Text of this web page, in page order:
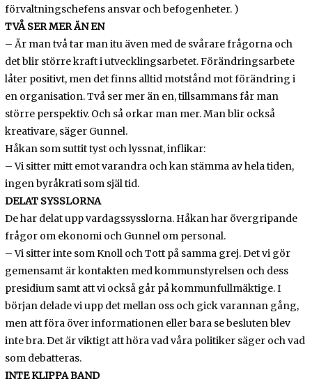
förvaltningschefens ansvar och befogenheter. )
TVÅ SER MER ÄN EN
– Är man två tar man itu även med de svårare frågorna och
det blir större kraft i utvecklingsarbetet. Förändringsarbete
låter positivt, men det finns alltid motstånd mot förändring i
en organisation. Två ser mer än en, tillsammans får man
större perspektiv. Och så orkar man mer. Man blir också
kreativare, säger Gunnel.
Håkan som suttit tyst och lyssnat, inflikar:
– Vi sitter mitt emot varandra och kan stämma av hela tiden,
ingen byråkrati som själ tid.
DELAT SYSSLORNA
De har delat upp vardagssysslorna. Håkan har övergripande
frågor om ekonomi och Gunnel om personal.
– Vi sitter inte som Knoll och Tott på samma grej. Det vi gör
gemensamt är kontakten med kommunstyrelsen och dess
presidium samt att vi också går på kommunfullmäktige. I
början delade vi upp det mellan oss och gick varannan gång,
men att föra över informationen eller bara se besluten blev
inte bra. Det är viktigt att höra vad våra politiker säger och vad
som debatteras.
INTE KLIPPA BAND